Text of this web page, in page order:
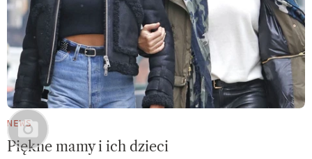
NEWS
Piękne mamy i ich dzieci